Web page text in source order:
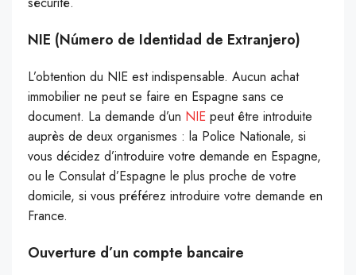
NIE (Número de Identidad de Extranjero)
L’obtention du NIE est indispensable. Aucun achat
immobilier ne peut se faire en Espagne sans ce
document. La demande d’un NIE peut être introduite
auprès de deux organismes : la Police Nationale, si
vous décidez d’introduire votre demande en Espagne,
ou le Consulat d’Espagne le plus proche de votre
domicile, si vous préférez introduire votre demande en
France.
Ouverture d’un compte bancaire